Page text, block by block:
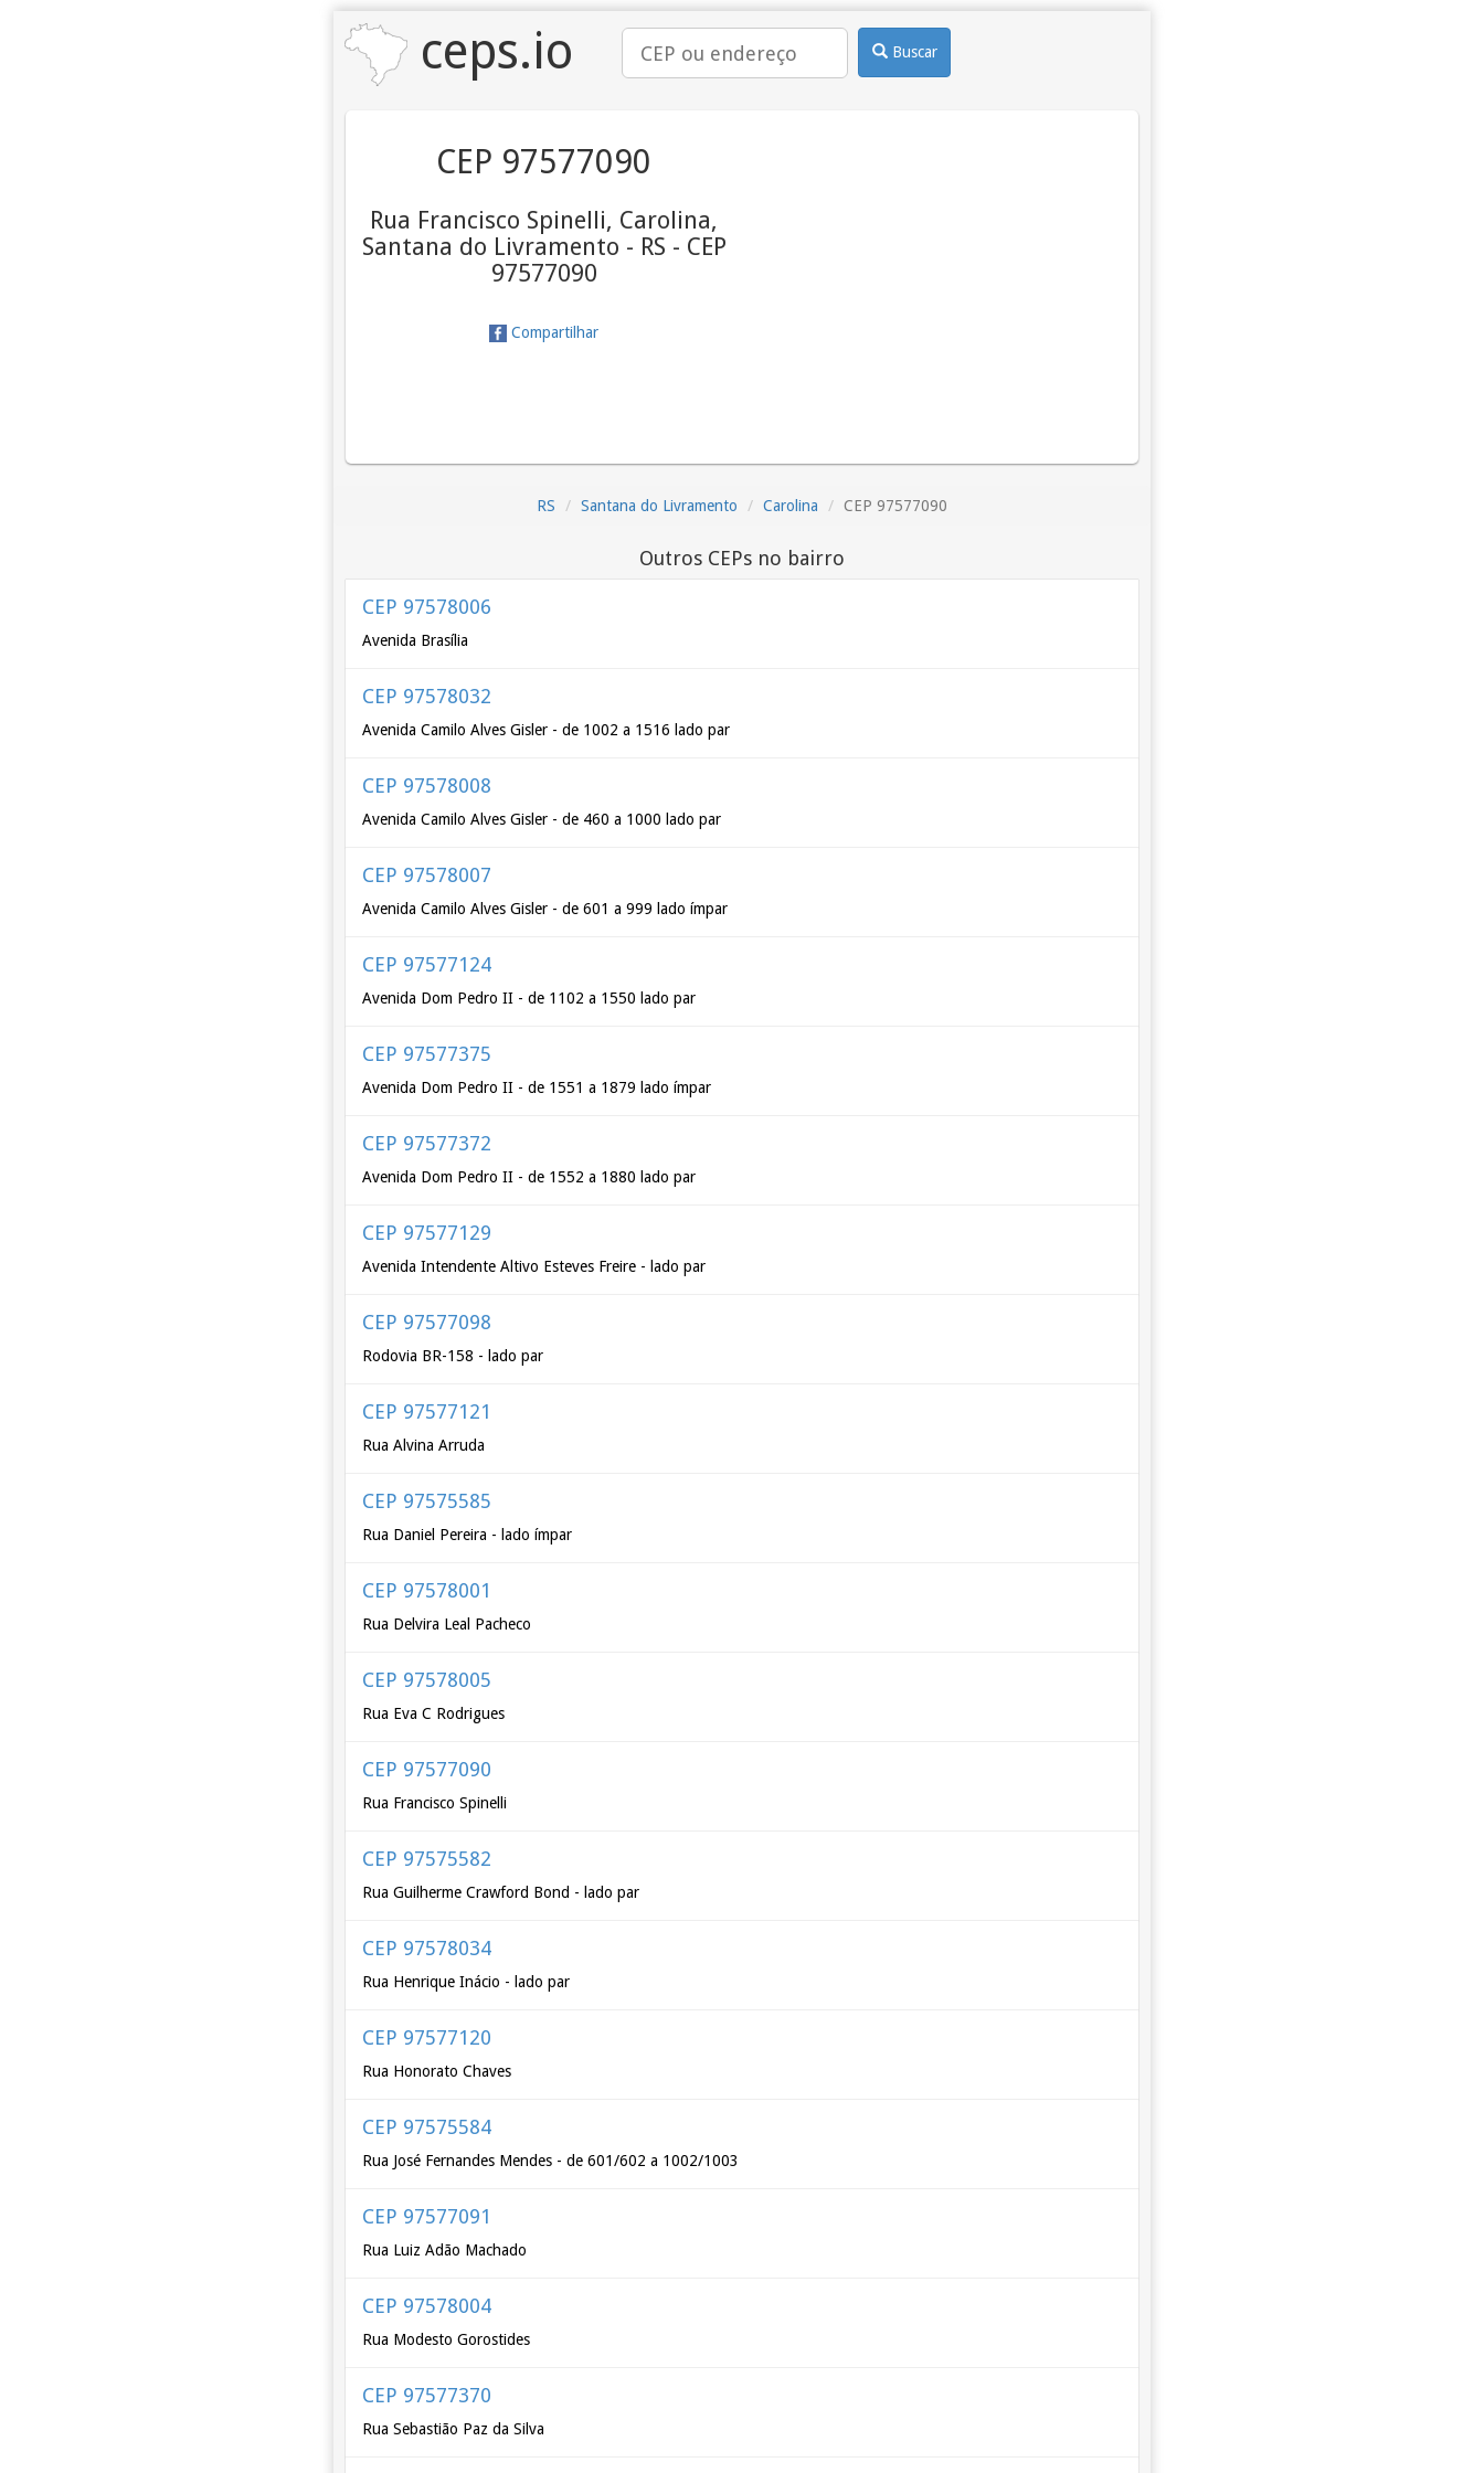
ceps.io Buscar
CEP 97577090
Rua Francisco Spinelli, Carolina,
Santana do Livramento - RS - CEP
97577090
Compartilhar
RS Santana do Livramento Carolina CEP 97577090
Outros CEPs no bairro
CEP 97578006
Avenida Brasília
CEP 97578032
Avenida Camilo Alves Gisler - de 1002 a 1516 lado par
CEP 97578008
Avenida Camilo Alves Gisler - de 460 a 1000 lado par
CEP 97578007
Avenida Camilo Alves Gisler - de 601 a 999 lado ímpar
CEP 97577124
Avenida Dom Pedro II - de 1102 a 1550 lado par
CEP 97577375
Avenida Dom Pedro II - de 1551 a 1879 lado ímpar
CEP 97577372
Avenida Dom Pedro II - de 1552 a 1880 lado par
CEP 97577129
Avenida Intendente Altivo Esteves Freire - lado par
CEP 97577098
Rodovia BR-158 - lado par
CEP 97577121
Rua Alvina Arruda
CEP 97575585
Rua Daniel Pereira - lado ímpar
CEP 97578001
Rua Delvira Leal Pacheco
CEP 97578005
Rua Eva C Rodrigues
CEP 97577090
Rua Francisco Spinelli
CEP 97575582
Rua Guilherme Crawford Bond - lado par
CEP 97578034
Rua Henrique Inácio - lado par
CEP 97577120
Rua Honorato Chaves
CEP 97575584
Rua José Fernandes Mendes - de 601/602 a 1002/1003
CEP 97577091
Rua Luiz Adão Machado
CEP 97578004
Rua Modesto Gorostides
CEP 97577370
Rua Sebastião Paz da Silva